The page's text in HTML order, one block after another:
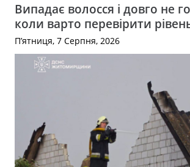
Випадає волосся і довго не
коли варто перевірити
П’ятниця, 7 Серпня, 2026